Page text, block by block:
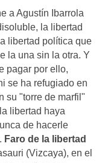
a Agustín Ibarrola
la libertad
libertad política que
la una sin la otra. Y
pagar por ello,
se ha refugiado en
su "torre de marfil"
libertad haya
de hacerle
Faro de la libertad
(Vizcaya), en el